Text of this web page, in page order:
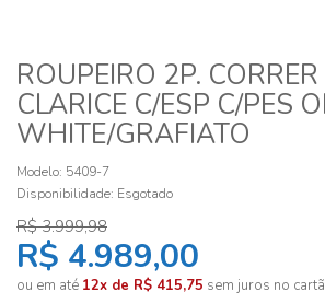
ROUPEIRO 2P.
CLARICE C/ESP C/PES
WHITE/GRAFIATO
Modelo: 5409-7
Disponibilidade: Esgotado
R$ 3.999,98
R$ 4.989,00
ou em até 12x de R$ 415,75 sem juros no